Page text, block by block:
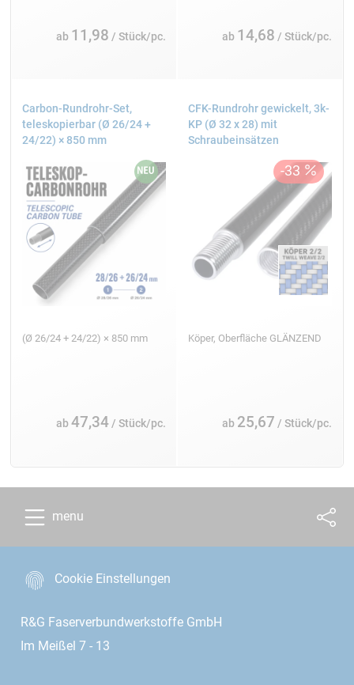
ab 11,98 / Stück/pc. ab 14,68 / Stück/pc.
Carbon-Rundrohr-Set,
teleskopierbar (Ø 26/24 +
24/22) × 850 mm
(Ø 26/24 + 24/22) × 850 mm
ab47,34/ Stück/pc.
CFK-Rundrohr gewickelt, 3k-
KP (Ø 32 x 28) mit
Schraubeinsätzen
Köper, Oberfläche GLÄNZEND
ab 25,67 / Stück/pc.
menu
Cookie Einstellungen
R&G Faserverbundwerkstoffe GmbH
Im Meißel 7 - 13